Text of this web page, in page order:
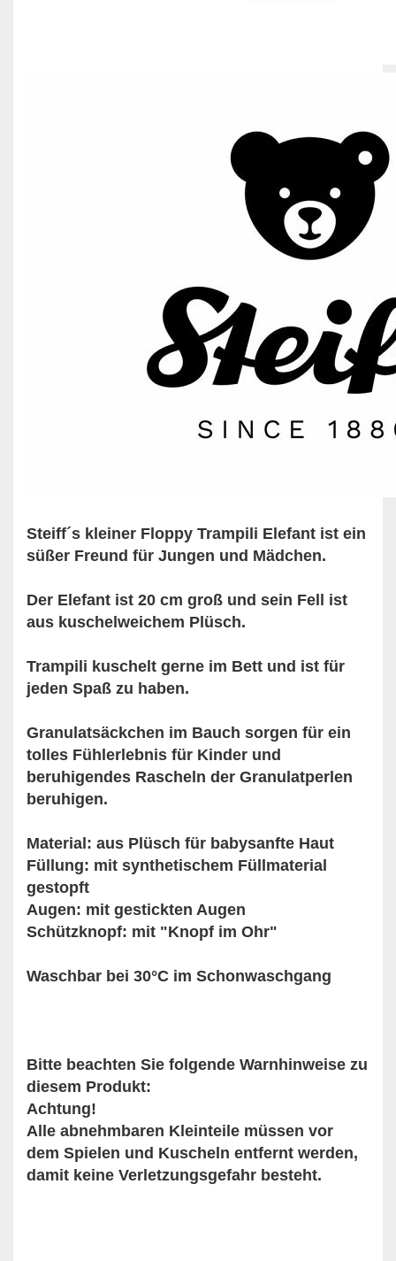
Steiff´s kleiner Floppy Trampili Elefant ist ein
süßer Freund für Jungen und Mädchen.
Der Elefant ist 20 cm groß und sein Fell ist
aus kuschelweichem Plüsch.
Trampili kuschelt gerne im Bett und ist für
jeden Spaß zu haben.
Granulatsäckchen im Bauch sorgen für ein
tolles Fühlerlebnis für Kinder und
beruhigendes Rascheln der Granulatperlen
beruhigen.
Material: aus Plüsch für babysanfte Haut
Füllung: mit synthetischem Füllmaterial
gestopft
Augen: mit gestickten Augen
Schützknopf: mit "Knopf im Ohr"
Waschbar bei 30°C im Schonwaschgang
Bitte beachten Sie folgende Warnhinweise zu
diesem Produkt:
Achtung!
Alle abnehmbaren Kleinteile müssen vor
dem Spielen und Kuscheln entfernt werden,
damit keine Verletzungsgefahr besteht.